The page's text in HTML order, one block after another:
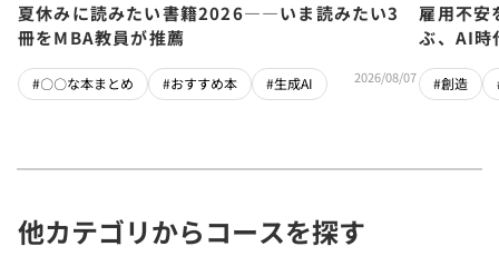
夏休みに読みたい書籍2026――いま読みたい3
冊をMBA教員が推薦
#〇〇な本まとめ #おすすめ本 #生成AI 2026/08/07
雇用不
ぶ、AI時
#創造
他カテゴリからコースを探す